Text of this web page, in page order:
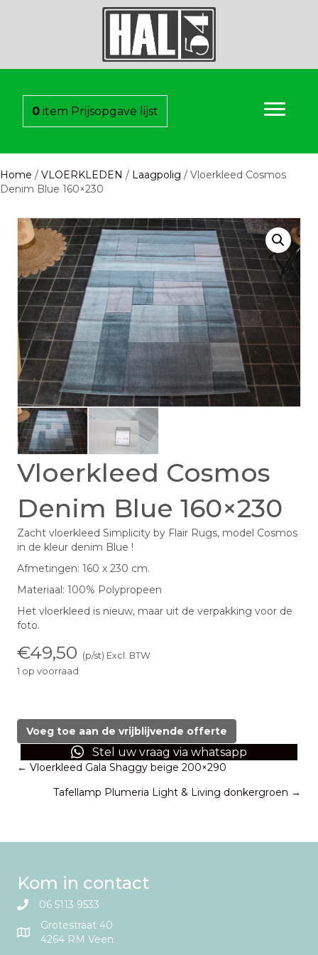
0 item Prijsopgave lijst
Home / VLOERKLEDEN / Laagpolig / Vloerkleed Cosmos
Denim Blue 160×230
Vloerkleed Cosmos
Denim Blue 160×230
Zacht vloerkleed Simplicity by Flair Rugs, model Cosmos
in de kleur denim Blue !
Afmetingen: 160 x 230 cm.
Materiaal: 100% Polypropeen
Het vloerkleed is nieuw, maar uit de verpakking voor de
foto.
€49,50 (p/st) Excl. BTW
1 op voorraad
Denim
Blue
aantal
Voeg toe aan de vrijblijvende offerte
Stel uw vraag via whatsapp
Posts
navigation
← Vloerkleed Gala Shaggy beige 200×290
Tafellamp Plumeria Light & Living donkergroen →
Kom in contact
06 5113 9533
Grotestraat 40
4264 RM Veen